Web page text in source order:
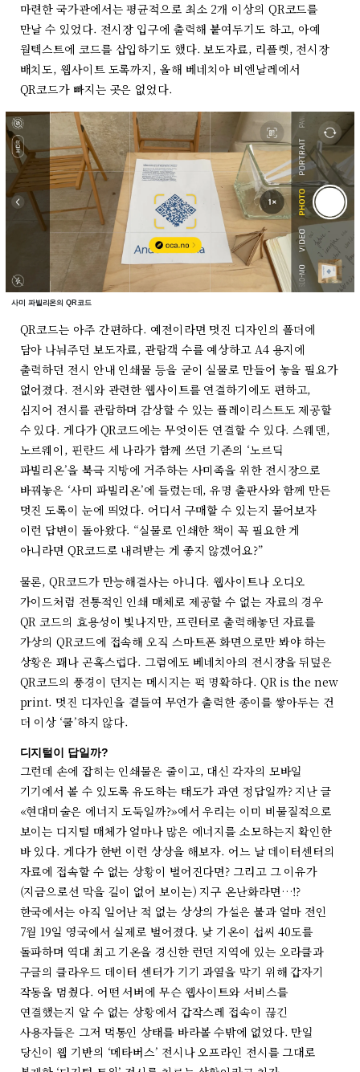
마련한 국가관에서는 평균적으로 최소 2개 이상의 QR코드를
만날 수 있었다. 전시장 입구에 출력해 붙여두기도 하고, 아예
월텍스트에 코드를 삽입하기도 했다. 보도자료, 리플렛, 전시장
배치도, 웹사이트 도록까지, 올해 베네치아 비엔날레에서
QR코드가 빠지는 곳은 없었다.
사미 파빌리온의 QR코드
QR코드는 아주 간편하다. 예전이라면 멋진 디자인의 폴더에
담아 나눠주던 보도자료, 관람객 수를 예상하고 A4 용지에
출력하던 전시 안내 인쇄물 등을 굳이 실물로 만들어 놓을 필요가
없어졌다. 전시와 관련한 웹사이트를 연결하기에도 편하고,
심지어 전시를 관람하며 감상할 수 있는 플레이리스트도 제공할
수 있다. 게다가 QR코드에는 무엇이든 연결할 수 있다. 스웨덴,
노르웨이, 핀란드 세 나라가 함께 쓰던 기존의 ‘노르딕
파빌리온’을 북극 지방에 거주하는 사미족을 위한 전시장으로
바꿔놓은 ‘사미 파빌리온’에 들렀는데, 유명 출판사와 함께 만든
멋진 도록이 눈에 띄었다. 어디서 구매할 수 있는지 물어보자
이런 답변이 돌아왔다. “실물로 인쇄한 책이 꼭 필요한 게
아니라면 QR코드로 내려받는 게 좋지 않겠어요?”
물론, QR코드가 만능해결사는 아니다. 웹사이트나 오디오
가이드처럼 전통적인 인쇄 매체로 제공할 수 없는 자료의 경우
QR 코드의 효용성이 빛나지만, 프린터로 출력해놓던 자료를
가상의 QR코드에 접속해 오직 스마트폰 화면으로만 봐야 하는
상황은 꽤나 곤혹스럽다. 그럼에도 베네치아의 전시장을 뒤덮은
QR코드의 풍경이 던지는 메시지는 퍽 명확하다. QR is the new
print. 멋진 디자인을 곁들여 무언가 출력한 종이를 쌓아두는 건
더 이상 ‘쿨’하지 않다.
디지털이 답일까?
그런데 손에 잡히는 인쇄물은 줄이고, 대신 각자의 모바일
기기에서 볼 수 있도록 유도하는 태도가 과연 정답일까? 지난 글
«현대미술은 에너지 도둑일까?»에서 우리는 이미 비물질적으로
보이는 디지털 매체가 얼마나 많은 에너지를 소모하는지 확인한
바 있다. 게다가 한번 이런 상상을 해보자. 어느 날 데이터센터의
자료에 접속할 수 없는 상황이 벌어진다면? 그리고 그 이유가
(지금으로선 막을 길이 없어 보이는) 지구 온난화라면…!?
한국에서는 아직 일어난 적 없는 상상의 가설은 불과 얼마 전인
7월 19일 영국에서 실제로 벌어졌다. 낮 기온이 섭씨 40도를
돌파하며 역대 최고 기온을 경신한 런던 지역에 있는 오라클과
구글의 클라우드 데이터 센터가 기기 과열을 막기 위해 갑자기
작동을 멈췄다. 어떤 서버에 무슨 웹사이트와 서비스를
연결했는지 알 수 없는 상황에서 갑작스레 접속이 끊긴
사용자들은 그저 먹통인 상태를 바라볼 수밖에 없었다. 만일
당신이 웹 기반의 ‘메타버스’ 전시나 오프라인 전시를 그대로